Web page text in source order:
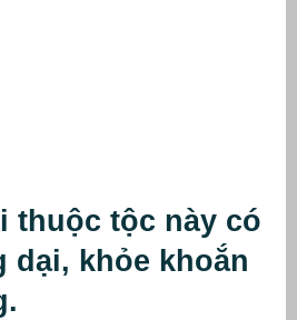
thuộc tộc này có
dại, khỏe khoắn